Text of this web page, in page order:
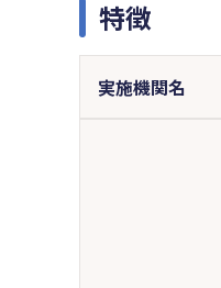
特徴
実施機関名